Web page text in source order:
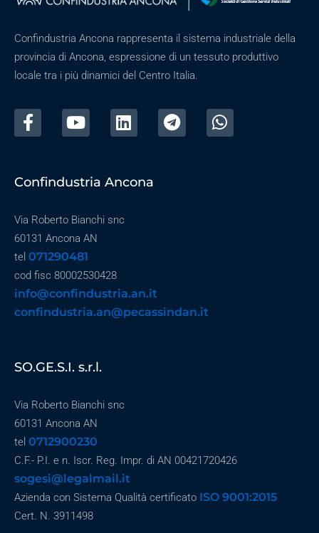
Confindustria Ancona rappresenta il sistema industriale della
provincia di Ancona, espressione di un tessuto produttivo
locale tra i più dinamici del Centro Italia.
Confindustria Ancona
Via Roberto Bianchi snc
60131 Ancona AN
tel 071290481
cod fisc 80002530428
info@confindustria.an.it
confindustria.an@pecassindan.it
SO.GE.S.I. s.r.l.
Via Roberto Bianchi snc
60131 Ancona AN
tel 0712900230
C.F.- P.I. e n. Iscr. Reg. Impr. di AN 00421720426
sogesi@legalmail.it
Azienda con Sistema Qualità certificato ISO 9001:2015
Cert. N. 3911498